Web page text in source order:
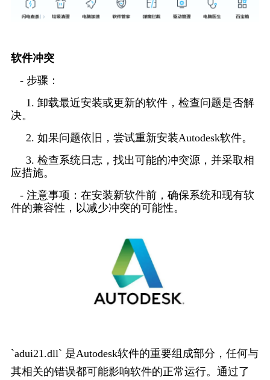
软件冲突
- 步骤：
1. 卸载最近安装或更新的软件，检查问题是否解
决。
2. 如果问题依旧，尝试重新安装Autodesk软件。
3. 检查系统日志，找出可能的冲突源，并采取相
应措施。
- 注意事项：在安装新软件前，确保系统和现有软
件的兼容性，以减少冲突的可能性。
`adui21.dll` 是Autodesk软件的重要组成部分，任何与
其相关的错误都可能影响软件的正常运行。通过了